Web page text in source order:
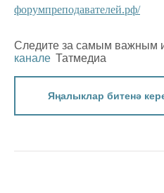
форумпреподавателей.рф/
Следите за самым важным
канале Татмедиа
Яңалыклар битенә